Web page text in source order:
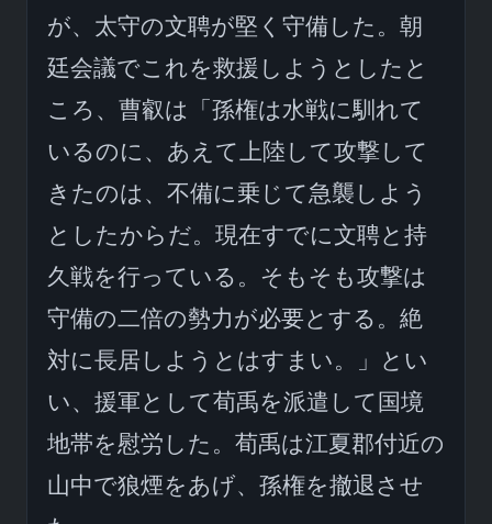
が、太守の文聘が堅く守備した。朝
廷会議でこれを救援しようとしたと
ころ、曹叡は「孫権は水戦に馴れて
いるのに、あえて上陸して攻撃して
きたのは、不備に乗じて急襲しよう
としたからだ。現在すでに文聘と持
久戦を行っている。そもそも攻撃は
守備の二倍の勢力が必要とする。絶
対に長居しようとはすまい。」とい
い、援軍として荀禹を派遣して国境
地帯を慰労した。荀禹は江夏郡付近の
山中で狼煙をあげ、孫権を撤退させ